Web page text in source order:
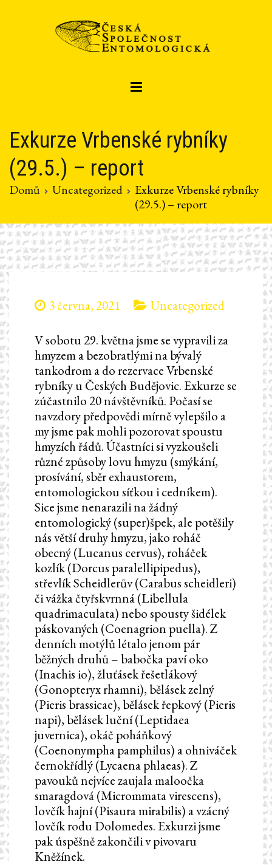
Exkurze Vrbenské rybníky
(29.5.) – report
Domů Uncategorized
Exkurze Vrbenské rybníky
(29.5.) – report
3 června, 2021 Uncategorized
V sobotu 29. května jsme se vypravili za
hmyzem a bezobratlými na bývalý
tankodrom a do rezervace Vrbenské
rybníky u Českých Budějovic. Exkurze se
zúčastnilo 20 návštěvníků. Počasí se
navzdory předpovědi mírně vylepšilo a
my jsme pak mohli pozorovat spoustu
hmyzích řádů. Účastníci si vyzkoušeli
různé způsoby lovu hmyzu (smýkání,
prosívání, sběr exhaustorem,
entomologickou síťkou i cedníkem).
Sice jsme nenarazili na žádný
entomologický (super)špek, ale potěšily
nás větší druhy hmyzu, jako roháč
obecný (Lucanus cervus), roháček
kozlík (Dorcus paralellipipedus),
střevlík Scheidlerův (Carabus scheidleri)
či vážka čtyřskvrnná (Libellula
quadrimaculata) nebo spousty šidélek
páskovaných (Coenagrion puella). Z
denních motýlů létalo jenom pár
běžných druhů – babočka paví oko
(Inachis io), žluťásek řešetlákový
(Gonopteryx rhamni), bělásek zelný
(Pieris brassicae), bělásek řepkový (Pieris
napi), bělásek luční (Leptidaea
juvernica), okáč poháňkový
(Coenonympha pamphilus) a ohniváček
černokřídlý (Lycaena phlaeas). Z
pavouků nejvíce zaujala maloočka
smaragdová (Micrommata virescens),
lovčík hajní (Pisaura mirabilis) a vzácný
lovčík rodu Dolomedes. Exkurzi jsme
pak úspěšně zakončili v pivovaru
Kněžínek.